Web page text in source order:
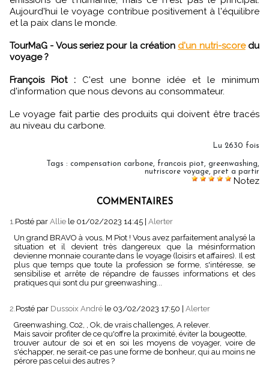
Aujourd'hui le voyage contribue positivement à l'équilibre
et la paix dans le monde.
TourMaG - Vous seriez pour la création d'un nutri-score du
voyage ?
François Piot :C'est une bonne idée et le minimum
d'information que nous devons au consommateur.
Le voyage fait partie des produits qui doivent être tracés
au niveau du carbone.
Lu 2630 fois
Tags : compensation carbone, francois piot, greenwashing,
nutriscore voyage, pret a partir
Notez
COMMENTAIRES
1. Posté par Allie le 01/02/2023 14:45 Alerter
Un grand BRAVO à vous, M Piot ! Vous avez parfaitement analysé la
situation et il devient très dangereux que la mésinformation
devienne monnaie courante dans le voyage (loisirs et affaires). Il est
plus que temps que toute la profession se forme, s'intéresse, se
sensibilise et arrête de répandre de fausses informations et des
pratiques qui sont du pur greenwashing...
2.Posté par Dussoix André le 03/02/2023 17:50
Alerter
Greenwashing, Co2, , Ok, de vrais challenges, A relever.
Mais savoir profiter de ce qu'offre la proximité, éviter la bougeotte,
trouver autour de soi et en soi les moyens de voyager, voire de
s'échapper, ne serait-ce pas une forme de bonheur, qui au moins ne
pérore pas celui des autres ?